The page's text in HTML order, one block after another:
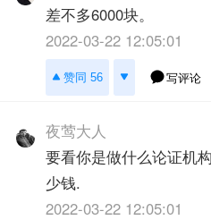
差不多6000块。
2022-03-22 12:05:01
赞同 56 写评论
夜莺大人
要看你是做什么论证机
少钱.
2022-03-22 12:05:01